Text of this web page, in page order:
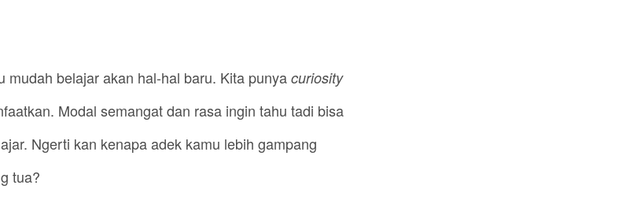
mudah belajar akan hal-hal baru. Kita punya curiosity
Modal semangat dan rasa ingin tahu tadi bisa
Ngerti kan kenapa adek kamu lebih gampang
tua?